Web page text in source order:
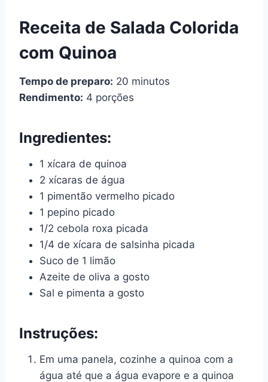
Receita de Salada Colorida
com Quinoa
Tempo de preparo: 20 minutos
Rendimento: 4 porções
Ingredientes:
1 xícara de quinoa
2 xícaras de água
1 pimentão vermelho picado
1 pepino picado
1/2 cebola roxa picada
1/4 de xícara de salsinha picada
Suco de 1 limão
Azeite de oliva a gosto
Sal e pimenta a gosto
Instruções:
Em uma panela, cozinhe a quinoa com a
água até que a água evapore e a quinoa